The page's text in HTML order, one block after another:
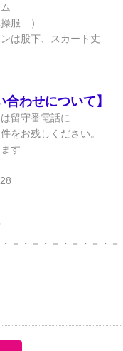
服…）
は股下、スカート丈
合わせについて】
留守番電話に
をお残しください。
す
－・－・－・－・－・－